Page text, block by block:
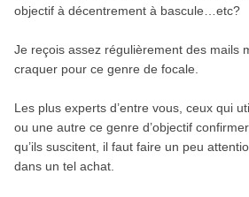
objectif à décentrement à bascule…etc?
Je reçois assez régulièrement des mails
craquer pour ce genre de focale.
Les plus experts d’entre vous, ceux qui
ou une autre ce genre d’objectif
qu’ils suscitent, il faut faire un peu
dans un tel achat.